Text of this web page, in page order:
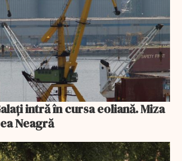
intră în cursa eoliană. Miza
Neagră